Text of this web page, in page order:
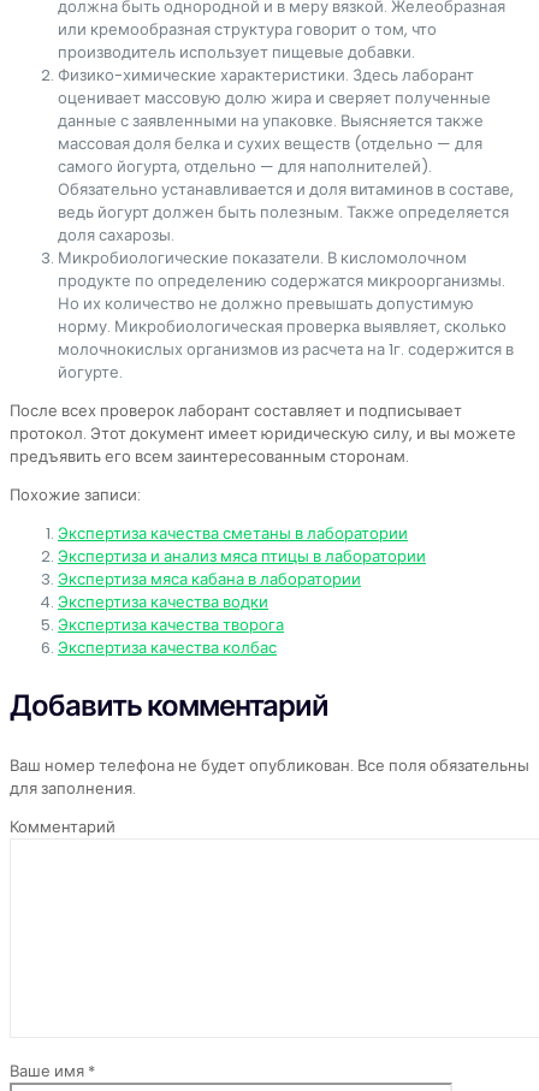
должна быть однородной и в меру вязкой. Желеобразная
или кремообразная структура говорит о том, что
производитель использует пищевые добавки.
Физико-химические характеристики. Здесь лаборант
оценивает массовую долю жира и сверяет полученные
данные с заявленными на упаковке. Выясняется также
массовая доля белка и сухих веществ (отдельно — для
самого йогурта, отдельно — для наполнителей).
Обязательно устанавливается и доля витаминов в составе,
ведь йогурт должен быть полезным. Также определяется
доля сахарозы.
Микробиологические показатели. В кисломолочном
продукте по определению содержатся микроорганизмы.
Но их количество не должно превышать допустимую
норму. Микробиологическая проверка выявляет, сколько
молочнокислых организмов из расчета на 1г. содержится в
йогурте.
После всех проверок лаборант составляет и подписывает
протокол. Этот документ имеет юридическую силу, и вы можете
предъявить его всем заинтересованным сторонам.
Похожие записи:
Экспертиза качества сметаны в лаборатории
Экспертиза и анализ мяса птицы в лаборатории
Экспертиза мяса кабана в лаборатории
Экспертиза качества водки
Экспертиза качества творога
Экспертиза качества колбас
Добавить комментарий
Ваш номер телефона не будет опубликован. Все поля обязательны
для заполнения.
Комментарий
Ваше имя *